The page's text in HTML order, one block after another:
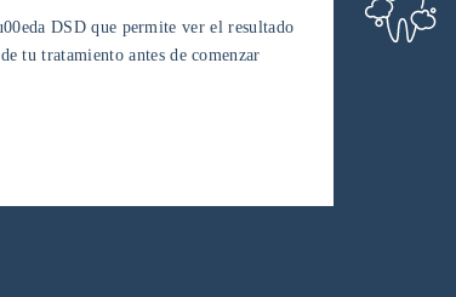
DSD que permite ver el resultado
tu tratamiento antes de comenzar